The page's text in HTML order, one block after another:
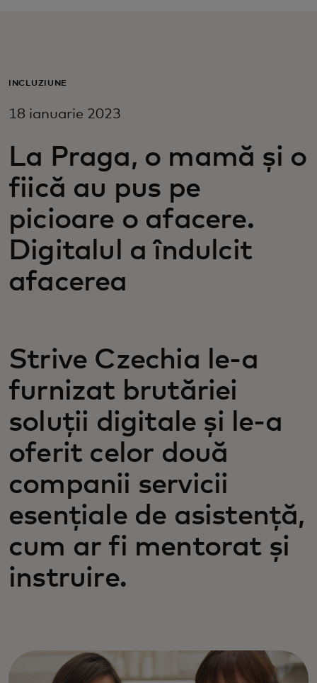
Pentru întreaga lume
Pentru inovatori
Știri și tendințe
INCLUZIUNE
18 ianuarie 2023
La Praga, o mamă și o
fiică au pus pe
picioare o afacere.
Digitalul a îndulcit
afacerea
Strive Czechia le-a
furnizat brutăriei
soluții digitale și le-a
oferit celor două
companii servicii
esențiale de asistență,
cum ar fi mentorat și
instruire.